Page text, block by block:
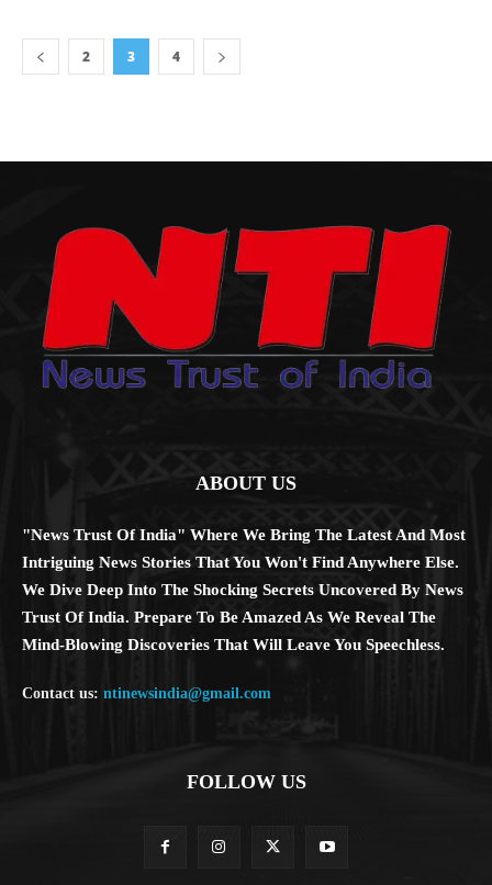
2 3 4
ABOUT US
"News Trust Of India" Where We Bring The Latest And Most
Intriguing News Stories That You Won't Find Anywhere Else.
We Dive Deep Into The Shocking Secrets Uncovered By News
Trust Of India. Prepare To Be Amazed As We Reveal The
Mind-Blowing Discoveries That Will Leave You Speechless.
Contact us: ntinewsindia@gmail.com
FOLLOW US